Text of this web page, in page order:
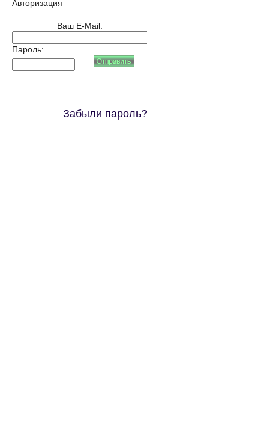
Авторизация
Ваш E-Mail:
Пароль:
Забыли пароль?